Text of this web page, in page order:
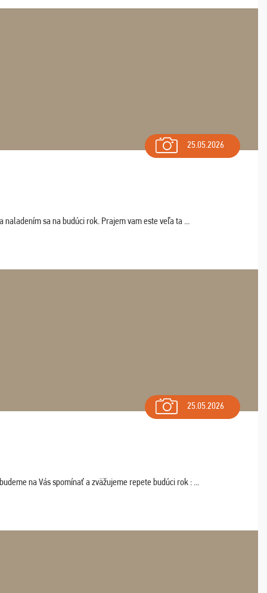
25.05.2026
sa na budúci rok. Prajem vam este veľa ta ...
25.05.2026
na Vás spomínať a zväžujeme repete budúci rok : ...